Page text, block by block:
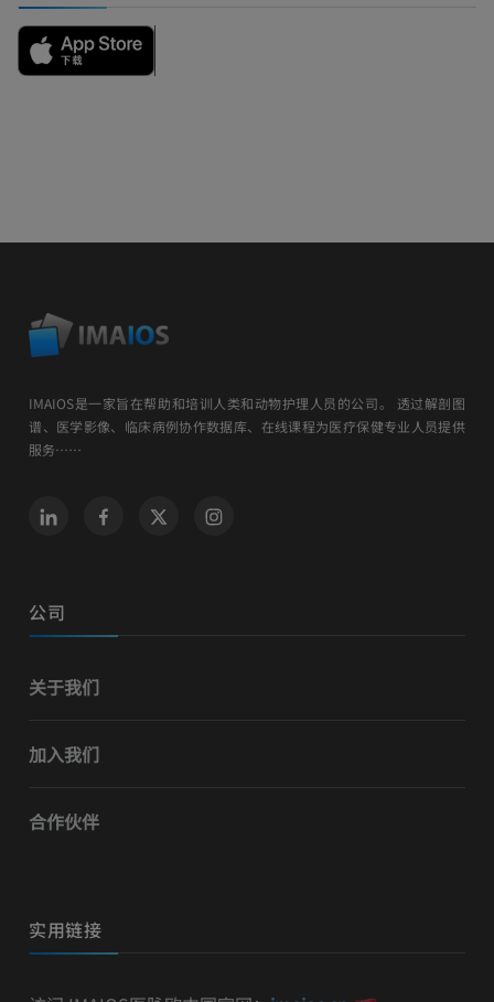
IMAIOS是一家旨在帮助和培训人类和动物护理人员的公司。 透过解剖图
谱、医学影像、临床病例协作数据库、在线课程为医疗保健专业人员提供
服务……
公司
关于我们
加入我们
合作伙伴
实用链接